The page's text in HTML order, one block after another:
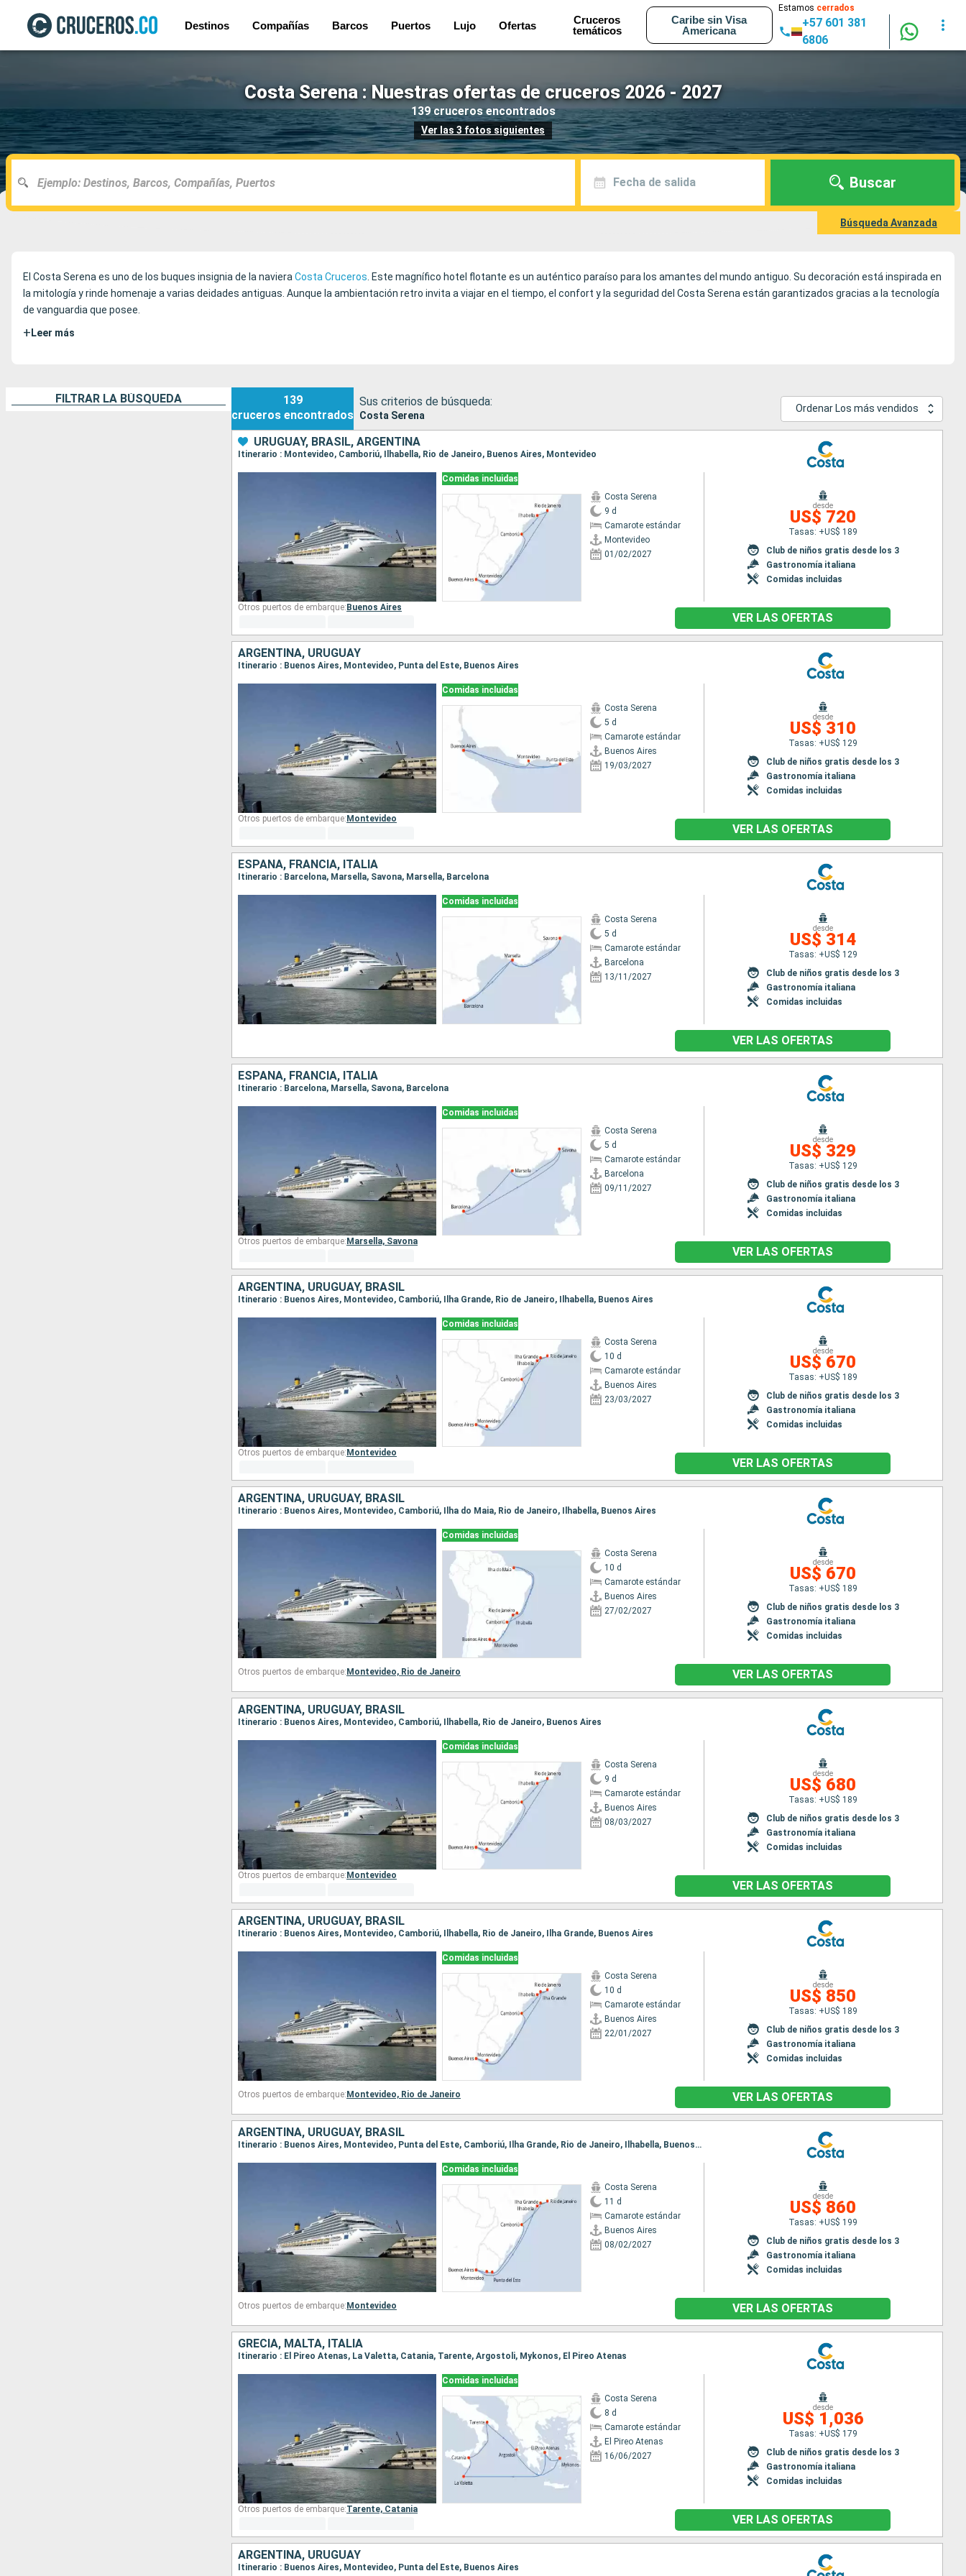
Destinos Compañías Barcos Puertos Lujo Ofertas
Cruceros
temáticos
Caribe sin Visa
Americana
Estamos cerrados
+57 601 381
6806
Costa Serena : Nuestras ofertas de cruceros 2026 - 2027
139 cruceros encontrados
Ver las 3 fotos siguientes
Fecha de salida Buscar
Búsqueda Avanzada
El Costa Serena es uno de los buques insignia de la naviera Costa Cruceros . Este magnífico hotel flotante es un auténtico paraíso para los amantes del mundo antiguo. Su decoración está inspirada en
la mitología y rinde homenaje a varias deidades antiguas. Aunque la ambientación retro invita a viajar en el tiempo, el confort y la seguridad del Costa Serena están garantizados gracias a la tecnología
de vanguardia que posee.
+ Leer más
FILTRAR LA BÚSQUEDA
139
cruceros encontrados
Sus criterios de búsqueda:
Costa Serena
Ordenar Los más vendidos
URUGUAY, BRASIL, ARGENTINA
Itinerario : Montevideo, Camboriú, Ilhabella, Rio de Janeiro, Buenos Aires, Montevideo
Comidas incluidas
Costa Serena
9 d
Camarote estándar
Montevideo
01/02/2027
desde
US$ 720
Tasas: +US$ 189
Club de niños gratis desde los 3
Gastronomía italiana
Comidas incluidas
Otros puertos de embarque: Buenos Aires
VER LAS OFERTAS
ARGENTINA, URUGUAY
Itinerario : Buenos Aires, Montevideo, Punta del Este, Buenos Aires
Comidas incluidas
Costa Serena
5 d
Camarote estándar
Buenos Aires
19/03/2027
desde
US$ 310
Tasas: +US$ 129
Club de niños gratis desde los 3
Gastronomía italiana
Comidas incluidas
Otros puertos de embarque: Montevideo
VER LAS OFERTAS
ESPAÑA, FRANCIA, ITALIA
Itinerario : Barcelona, Marsella, Savona, Marsella, Barcelona
Comidas incluidas
Costa Serena
5 d
Camarote estándar
Barcelona
13/11/2027
desde
US$ 314
Tasas: +US$ 129
Club de niños gratis desde los 3
Gastronomía italiana
Comidas incluidas
VER LAS OFERTAS
ESPAÑA, FRANCIA, ITALIA
Itinerario : Barcelona, Marsella, Savona, Barcelona
Comidas incluidas
Costa Serena
5 d
Camarote estándar
Barcelona
09/11/2027
desde
US$ 329
Tasas: +US$ 129
Club de niños gratis desde los 3
Gastronomía italiana
Comidas incluidas
Otros puertos de embarque: Marsella, Savona
VER LAS OFERTAS
ARGENTINA, URUGUAY, BRASIL
Itinerario : Buenos Aires, Montevideo, Camboriú, Ilha Grande, Rio de Janeiro, Ilhabella, Buenos Aires
Comidas incluidas
Costa Serena
10 d
Camarote estándar
Buenos Aires
23/03/2027
desde
US$ 670
Tasas: +US$ 189
Club de niños gratis desde los 3
Gastronomía italiana
Comidas incluidas
Otros puertos de embarque: Montevideo
VER LAS OFERTAS
ARGENTINA, URUGUAY, BRASIL
Itinerario : Buenos Aires, Montevideo, Camboriú, Ilha do Maia, Rio de Janeiro, Ilhabella, Buenos Aires
Comidas incluidas
Costa Serena
10 d
Camarote estándar
Buenos Aires
27/02/2027
desde
US$ 670
Tasas: +US$ 189
Club de niños gratis desde los 3
Gastronomía italiana
Comidas incluidas
Otros puertos de embarque: Montevideo, Rio de Janeiro VER LAS OFERTAS
ARGENTINA, URUGUAY, BRASIL
Itinerario : Buenos Aires, Montevideo, Camboriú, Ilhabella, Rio de Janeiro, Buenos Aires
Comidas incluidas
Costa Serena
9 d
Camarote estándar
Buenos Aires
08/03/2027
desde
US$ 680
Tasas: +US$ 189
Club de niños gratis desde los 3
Gastronomía italiana
Comidas incluidas
Otros puertos de embarque: Montevideo
VER LAS OFERTAS
ARGENTINA, URUGUAY, BRASIL
Itinerario : Buenos Aires, Montevideo, Camboriú, Ilhabella, Rio de Janeiro, Ilha Grande, Buenos Aires
Comidas incluidas
Costa Serena
10 d
Camarote estándar
Buenos Aires
22/01/2027
desde
US$ 850
Tasas: +US$ 189
Club de niños gratis desde los 3
Gastronomía italiana
Comidas incluidas
Otros puertos de embarque: Montevideo, Rio de Janeiro VER LAS OFERTAS
ARGENTINA, URUGUAY, BRASIL
Itinerario : Buenos Aires, Montevideo, Punta del Este, Camboriú, Ilha Grande, Rio de Janeiro, Ilhabella, Buenos Aires
Comidas incluidas
Costa Serena
11 d
Camarote estándar
Buenos Aires
08/02/2027
desde
US$ 860
Tasas: +US$ 199
Club de niños gratis desde los 3
Gastronomía italiana
Comidas incluidas
Otros puertos de embarque: Montevideo VER LAS OFERTAS
GRECIA, MALTA, ITALIA
Itinerario : El Pireo Atenas, La Valetta, Catania, Tarente, Argostoli, Mykonos, El Pireo Atenas
Comidas incluidas
Costa Serena
8 d
Camarote estándar
El Pireo Atenas
16/06/2027
desde
US$ 1,036
Tasas: +US$ 179
Club de niños gratis desde los 3
Gastronomía italiana
Comidas incluidas
Otros puertos de embarque:Tarente, Catania
VER LAS OFERTAS
ARGENTINA, URUGUAY
Itinerario : Buenos Aires, Montevideo, Punta del Este, Buenos Aires